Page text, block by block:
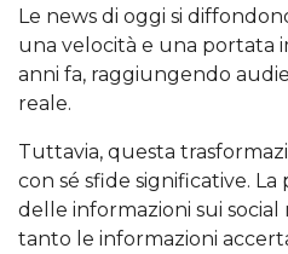
Le news di oggi si
una velocità e una portata
anni fa, raggiungendo
reale.
Tuttavia, questa
con sé sfide significative.
delle informazioni sui
tanto le informazioni